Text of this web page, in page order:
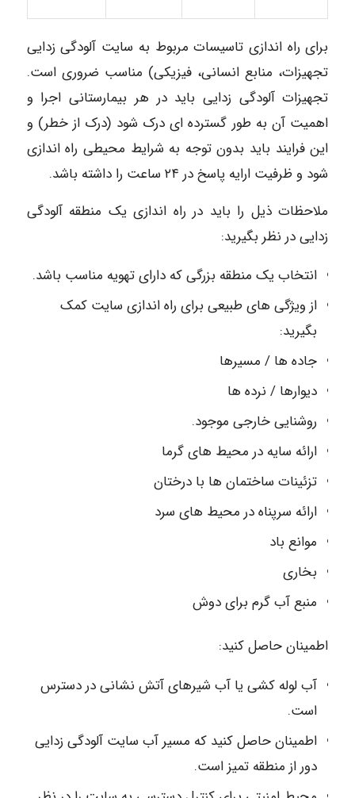
برای راه اندازی تاسیسات مربوط به سایت آلودگی زدایی
تجهیزات، منابع انسانی، فیزیکی) مناسب ضروری است.
تجهیزات آلودگی زدایی باید در هر بیمارستانی اجرا و
اهمیت آن به طور گسترده ای درک شود (درک از خطر) و
این فرایند باید بدون توجه به شرایط محیطی راه اندازی
شود و ظرفیت ارایه پاسخ در ۲۴ ساعت را داشته باشد.
ملاحظات ذیل را باید در راه اندازی یک منطقه آلودگی
زدایی در نظر بگیرید:
انتخاب یک منطقه بزرگی که دارای تهویه مناسب باشد.
از ویژگی های طبیعی برای راه اندازی سایت کمک
بگیرید:
جاده ها / مسیرها
دیوارها / نرده ها
روشنایی خارجی موجود.
ارائه سایه در محیط های گرما
تزئینات ساختمان ها با درختان
ارائه سرپناه در محیط های سرد
موانع باد
بخاری
منبع آب گرم برای دوش
اطمینان حاصل کنید:
آب لوله کشی یا آب شیرهای آتش نشانی در دسترس
است.
اطمینان حاصل کنید که مسیر آب سایت آلودگی زدایی
دور از منطقه تمیز است.